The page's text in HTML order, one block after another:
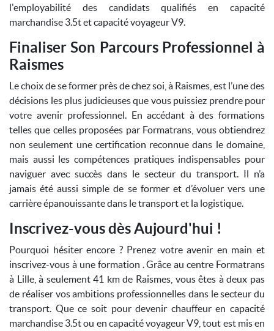
l'employabilité des candidats qualifiés en capacité
marchandise 3.5t et capacité voyageur V9.
Finaliser Son Parcours Professionnel à
Raismes
Le choix de se former près de chez soi, à Raismes, est l’une des
décisions les plus judicieuses que vous puissiez prendre pour
votre avenir professionnel. En accédant à des formations
telles que celles proposées par Formatrans, vous obtiendrez
non seulement une certification reconnue dans le domaine,
mais aussi les compétences pratiques indispensables pour
naviguer avec succès dans le secteur du transport. Il n’a
jamais été aussi simple de se former et d’évoluer vers une
carrière épanouissante dans le transport et la logistique.
Inscrivez-vous dès Aujourd'hui !
Pourquoi hésiter encore ? Prenez votre avenir en main et
inscrivez-vous à une formation . Grâce au centre Formatrans
à Lille, à seulement 41 km de Raismes, vous êtes à deux pas
de réaliser vos ambitions professionnelles dans le secteur du
transport. Que ce soit pour devenir chauffeur en capacité
marchandise 3.5t ou en capacité voyageur V9, tout est mis en